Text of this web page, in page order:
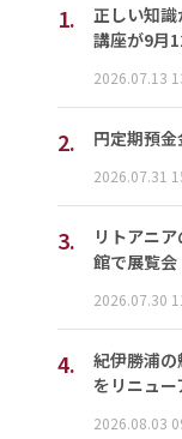
1.
正しい知
講座が9月
2026.07.13
2. 円定期預
2026.07.31
3.
リトアニ
館で展覧会
2026.07.30
4.
紀伊勝浦
をリニュー
2026.08.03